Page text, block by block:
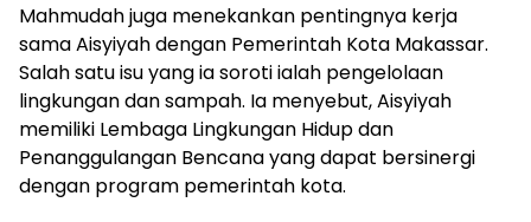
Mahmudah juga menekankan pentingnya kerja
sama Aisyiyah dengan Pemerintah Kota Makassar.
Salah satu isu yang ia soroti ialah pengelolaan
lingkungan dan sampah. Ia menyebut, Aisyiyah
memiliki Lembaga Lingkungan Hidup dan
Penanggulangan Bencana yang dapat bersinergi
dengan program pemerintah kota.